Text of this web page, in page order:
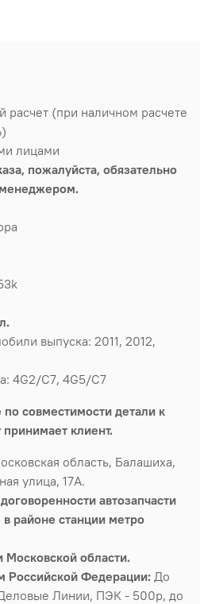
(при наличном расчете
лицами
пожалуйста, обязательно
менеджером.
выпуска: 2011, 2012,
4G2/C7, 4G5/C7
совместимости детали к
клиент.
область, Балашиха,
улица, 17А.
автозапчасти
районе станции метро
Московской области.
Российской Федерации: До
Линии, ПЭК - 500р, до